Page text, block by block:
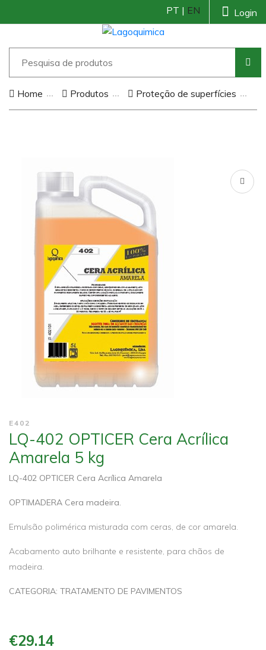
Login
PT | EN
Home Produtos Proteção de superfícies
E402
LQ-402 OPTICER Cera Acrílica
Amarela 5 kg
LQ-402 OPTICER Cera Acrílica Amarela
OPTIMADERA Cera madeira.
Emulsão polimérica misturada com ceras, de cor amarela.
Acabamento auto brilhante e resistente, para chãos de
madeira.
CATEGORIA: TRATAMENTO DE PAVIMENTOS
€29.14